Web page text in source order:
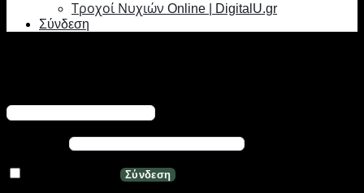
Τροχοί Νυχιών Online | DigitalU.gr
Σύνδεση
Απαιτείται
Σύνδεση